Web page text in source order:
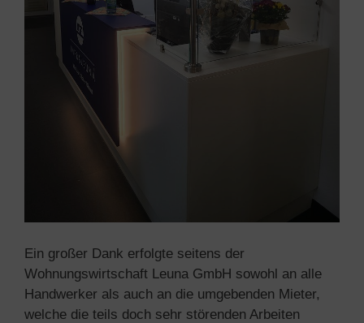
Ein großer Dank erfolgte seitens der
Wohnungswirtschaft Leuna GmbH sowohl an alle
Handwerker als auch an die umgebenden Mieter,
welche die teils doch sehr störenden Arbeiten